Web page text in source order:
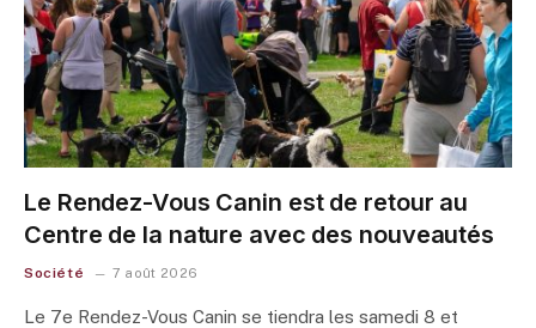
Le Rendez-Vous Canin est de retour au
Centre de la nature avec des nouveautés
Société 7 août 2026
Le 7e Rendez-Vous Canin se tiendra les samedi 8 et